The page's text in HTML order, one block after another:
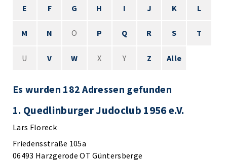
E F G H I J K L
M N O P Q R S T
U V W X Y Z Alle
Es wurden 182 Adressen gefunden
1. Quedlinburger Judoclub 1956 e.V.
Lars Floreck
Friedensstraße 105a
06493 Harzgerode OT Güntersberge